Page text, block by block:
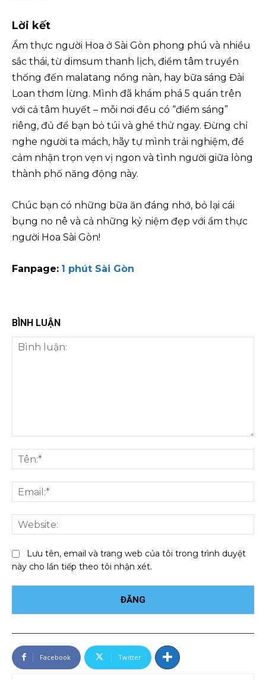
Lời kết
Ẩm thực người Hoa ở Sài Gòn phong phú và nhiều
sắc thái, từ dimsum thanh lịch, điểm tâm truyền
thống đến malatang nồng nàn, hay bữa sáng Đài
Loan thơm lừng. Mình đã khám phá 5 quán trên
với cả tâm huyết – mỗi nơi đều có “điểm sáng”
riêng, đủ để bạn bỏ túi và ghé thử ngay. Đừng chỉ
nghe người ta mách, hãy tự mình trải nghiệm, để
cảm nhận trọn vẹn vị ngon và tình người giữa lòng
thành phố năng động này.
Chúc bạn có những bữa ăn đáng nhớ, bỏ lại cái
bụng no nê và cả những kỷ niệm đẹp với ẩm thực
người Hoa Sài Gòn!
Fanpage: 1 phút Sài Gòn
BÌNH LUẬN
luận:
Lưu tên, email và trang web của tôi trong trình duyệt
này cho lần tiếp theo tôi nhận xét.
Facebook Twitter